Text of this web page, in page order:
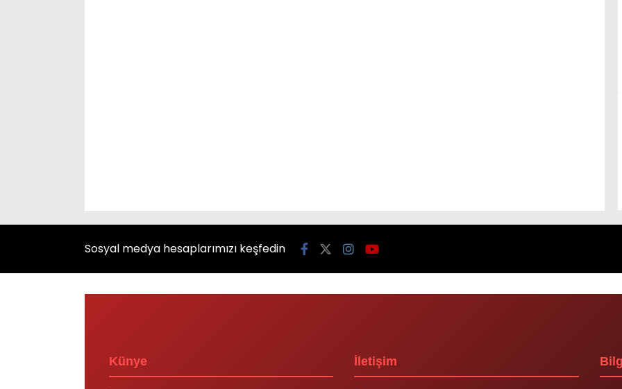
Sosyal medya hesaplarımızı keşfedin
Künye İletişim